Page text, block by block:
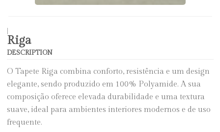
Riga
DESCRIPTION
O Tapete Riga combina conforto, resistência e um design
elegante, sendo produzido em 100% Polyamide. A sua
composição oferece elevada durabilidade e uma textura
suave, ideal para ambientes interiores modernos e de uso
frequente.